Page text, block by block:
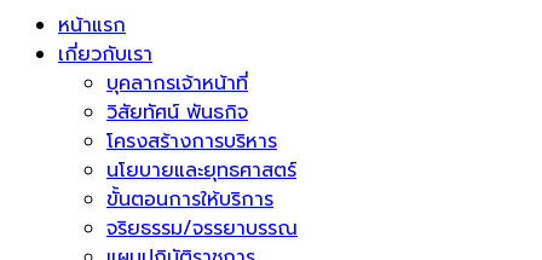
หน้าแรก
เกี่ยวกับเรา
บุคลากรเจ้าหน้าที่
วิสัยทัศน์ พันธกิจ
โครงสร้างการบริหาร
นโยบายและยุทธศาสตร์
ขั้นตอนการให้บริการ
จริยธรรม/จรรยาบรรณ